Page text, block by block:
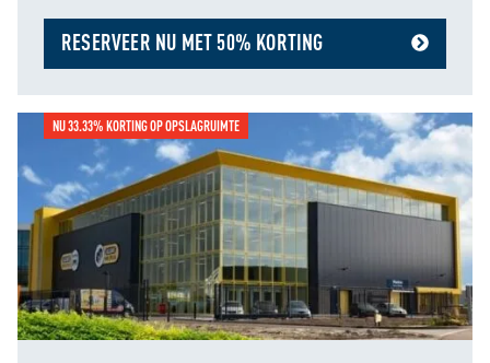
RESERVEER NU MET 50% KORTING
NU 33.33% KORTING OP OPSLAGRUIMTE